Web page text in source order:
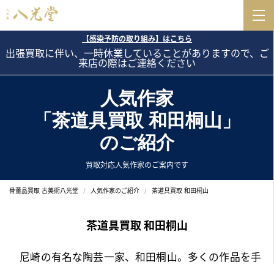
【感染予防の取り組み】はこちら
出張買取に伴い、一時休業していることがありますので、ご
来店の際はご連絡ください
人気作家
「茶道具買取 和田桐山」
のご紹介
買取対応人気作家のご案内です
骨董品買取 古美術八光堂 人気作家のご紹介 茶道具買取 和田桐山
茶道具買取 和田桐山
尼崎の有名な陶芸一家、和田桐山。多くの作品を手